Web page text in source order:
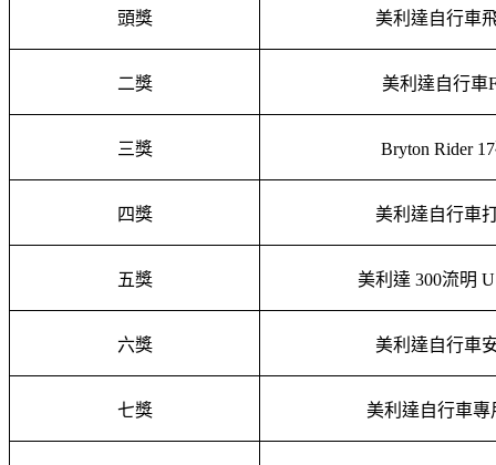
頭獎 美利達自行車
二獎 美利達自行車
三獎 Bryton Rider
四獎 美利達自行車
五獎 美利達 300流明
六獎 美利達自行車
七獎 美利達自行車專